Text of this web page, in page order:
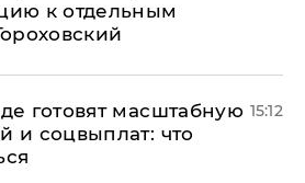
к отдельным
готовят масштабную
и соцвыплат: что
15:12